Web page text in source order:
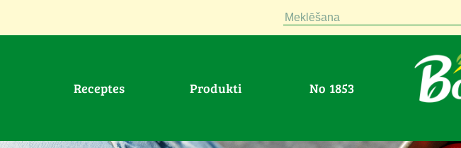
Meklēšana
Receptes Produkti No 1853